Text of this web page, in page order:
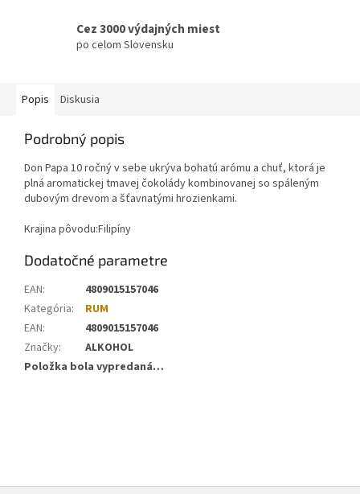
Cez 3000 výdajných miest
po celom Slovensku
Popis Diskusia
Podrobný popis
Don Papa 10 ročný v sebe ukrýva bohatú arómu a chuť, ktorá je
plná aromatickej tmavej čokolády kombinovanej so spáleným
dubovým drevom a šťavnatými hrozienkami.
Krajina pôvodu:Filipíny
Dodatočné parametre
EAN:
4809015157046
Kategória:
RUM
EAN:
4809015157046
Značky:
ALKOHOL
Položka bola vypredaná…